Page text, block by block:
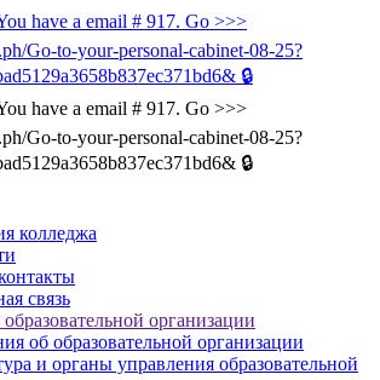
have a email # 917. Go >>>
Go-to-your-personal-cabinet-08-25?
🔒
have a email # 917. Go >>>
Go-to-your-personal-cabinet-08-25?
🔒
колледжа
связь
организации
об образовательной организации
и органы управления образовательной